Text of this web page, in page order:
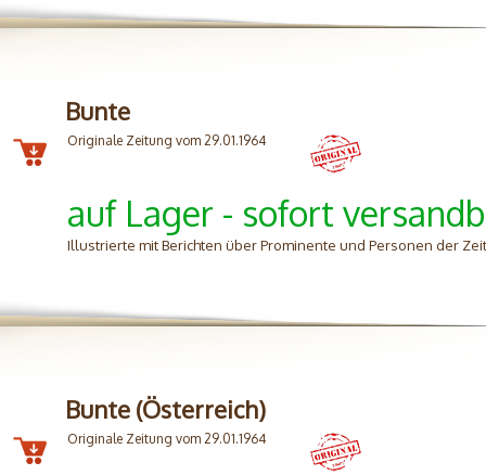
Bunte
Originale Zeitung vom 29.01.1964
auf Lager - sofort
Illustrierte mit Berichten über Prominente und Personen der
Bunte (Österreich)
Originale Zeitung vom 29.01.1964